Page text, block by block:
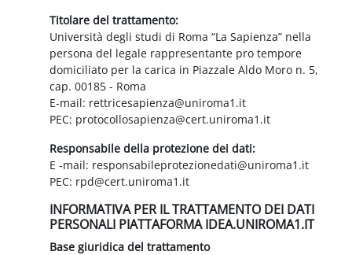
Titolare del trattamento:
Università degli studi di Roma “La Sapienza” nella
persona del legale rappresentante pro tempore
domiciliato per la carica in Piazzale Aldo Moro n. 5,
cap. 00185 - Roma
E-mail: rettricesapienza@uniroma1.it
PEC: protocollosapienza@cert.uniroma1.it
Responsabile della protezione dei dati:
E -mail: responsabileprotezionedati@uniroma1.it
PEC: rpd@cert.uniroma1.it
INFORMATIVA PER IL TRATTAMENTO DEI DATI
PERSONALI PIATTAFORMA IDEA.UNIROMA1.IT
Base giuridica del trattamento